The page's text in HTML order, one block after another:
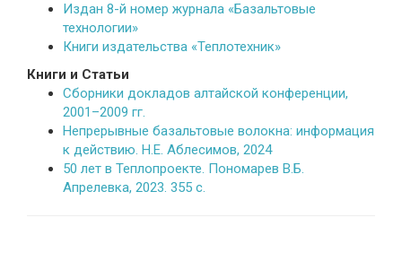
Издан 8-й номер журнала «Базальтовые
технологии»
Книги издательства «Теплотехник»
Книги и Статьи
Сборники докладов алтайской конференции,
2001–2009 гг.
Непрерывные базальтовые волокна: информация
к действию. Н.Е. Аблесимов, 2024
50 лет в Теплопроекте. Пономарев В.Б.
Апрелевка, 2023. 355 с.